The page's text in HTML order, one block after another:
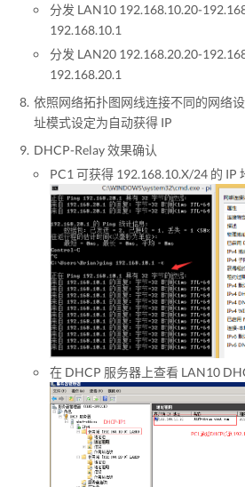
分发 LAN10 192.168.10.20-
192.168.10.1
分发 LAN20 192.168.20.20-
192.168.20.1
依照网络拓扑图网线连接不同的网络
址模式设定为自动获得 IP
DHCP-Relay 效果确认
PC1 可获得 192.168.10.X/24 的 IP
在 DHCP 服务器上查看 LAN10